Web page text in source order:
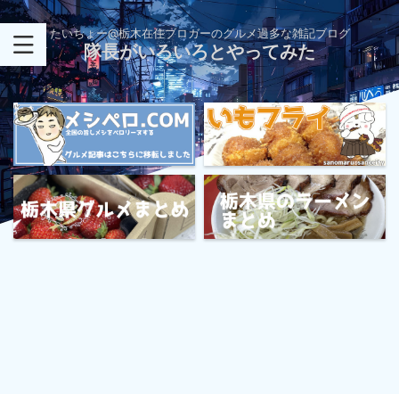
たいちょー@栃木在住ブロガーのグルメ過多な雑記ブログ
隊長がいろいろとやってみた